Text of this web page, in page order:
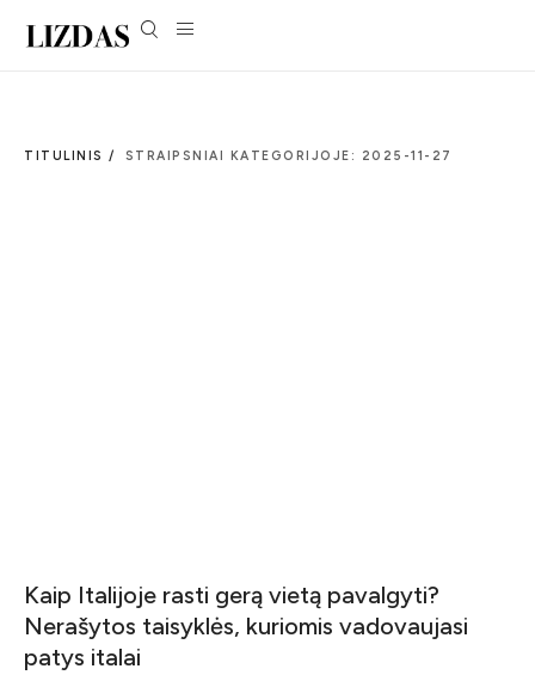
TITULINIS / STRAIPSNIAI KATEGORIJOJE: 2025-11-27
Kaip Italijoje rasti gerą vietą pavalgyti?
Nerašytos taisyklės, kuriomis vadovaujasi
patys italai